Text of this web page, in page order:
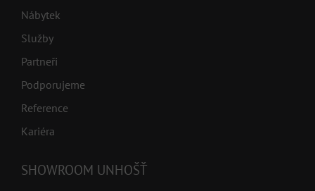
Nábytek
Služby
Partneři
Podporujeme
Reference
Kariéra
SHOWROOM UNHOŠŤ